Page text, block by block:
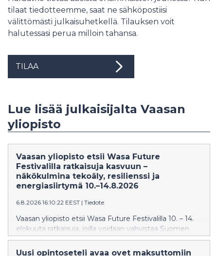
tilaat tiedotteemme, saat ne sähköpostiisi
välittömästi julkaisuhetkellä. Tilauksen voit
halutessasi perua milloin tahansa.
TILAA
Lue lisää julkaisijalta Vaasan
yliopisto
Vaasan yliopisto etsii Wasa Future
Festivalilla ratkaisuja kasvuun –
näkökulmina tekoäly, resilienssi ja
energiasiirtymä 10.–14.8.2026
6.8.2026 16:10:22 EEST | Tiedote
Vaasan yliopisto etsii Wasa Future Festivalilla 10. – 14.
elokuuta ratkaisuja, joilla voidaan vahvistaa Suomen
kasvua, kilpailukykyä ja yhteiskunnan uudistumista.
Yliopiston ohjelmassa tarkastellaan muun muassa
Uusi opintoseteli avaa ovet maksuttomiin